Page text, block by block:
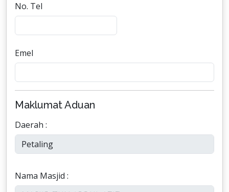
No. Tel
Emel
Maklumat Aduan
Daerah :
Nama Masjid :